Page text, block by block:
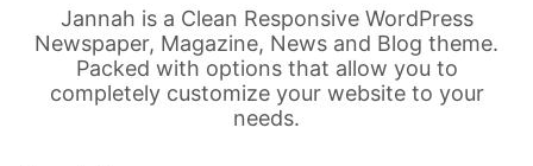
Jannah is a Clean Responsive WordPress
Newspaper, Magazine, News and Blog theme.
Packed with options that allow you to
completely customize your website to your
needs.